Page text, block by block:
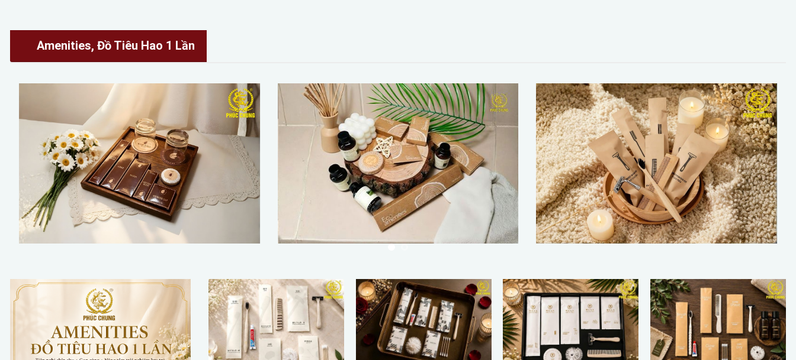
Amenities, Đồ Tiêu Hao 1 Lần